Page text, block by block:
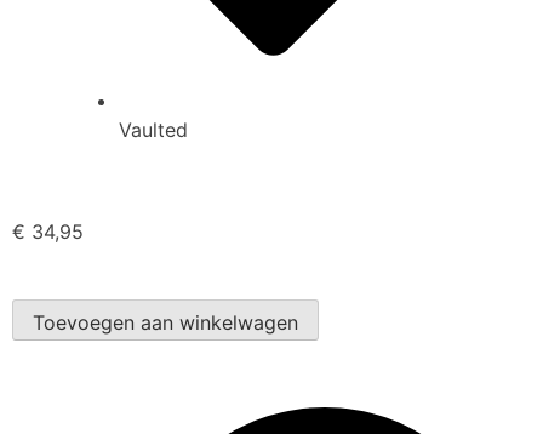
Vaulted
€ 34,95
Toevoegen aan winkelwagen